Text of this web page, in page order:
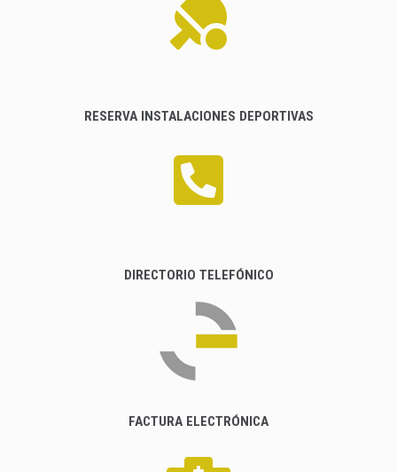
RESERVA INSTALACIONES DEPORTIVAS
DIRECTORIO TELEFÓNICO
FACTURA ELECTRÓNICA